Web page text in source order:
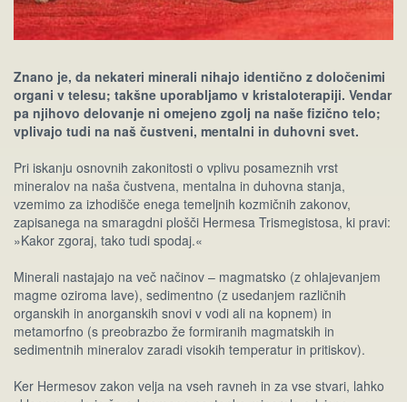
Znano je, da nekateri minerali nihajo identično z določenimi
organi v telesu; takšne uporabljamo v kristaloterapiji. Vendar
pa njihovo delovanje ni omejeno zgolj na naše fizično telo;
vplivajo tudi na naš čustveni, mentalni in duhovni svet.
Pri iskanju osnovnih zakonitosti o vplivu posameznih vrst
mineralov na naša čustvena, mentalna in duhovna stanja,
vzemimo za izhodišče enega temeljnih kozmičnih zakonov,
zapisanega na smaragdni plošči Hermesa Trismegistosa, ki pravi:
»Kakor zgoraj, tako tudi spodaj.«
Minerali nastajajo na več načinov – magmatsko (z ohlajevanjem
magme oziroma lave), sedimentno (z usedanjem različnih
organskih in anorganskih snovi v vodi ali na kopnem) in
metamorfno (s preobrazbo že formiranih magmatskih in
sedimentnih mineralov zaradi visokih temperatur in pritiskov).
Ker Hermesov zakon velja na vseh ravneh in za vse stvari, lahko